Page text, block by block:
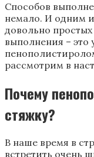
Способов
немало. И одним
довольно
выполнения – это
рассмотрим в
Почему
стяжку?
В наше время в
встретить очень